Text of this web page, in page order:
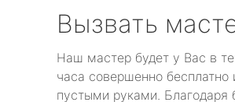
Вызвать
Наш мастер будет у Вас в
часа совершенно бесплатно
пустыми руками. Благодаря